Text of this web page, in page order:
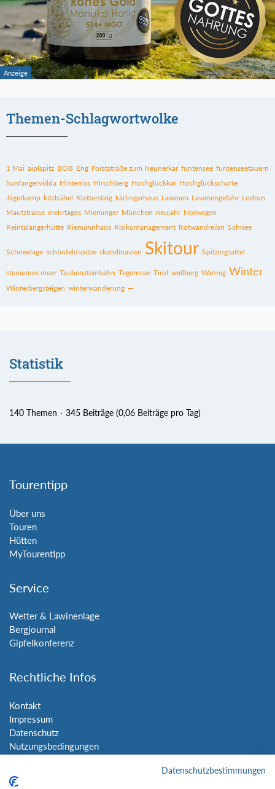
Themen-Schlagwortwolke
1 Mai aiplspitz BOB Eng Forststraße zum Neunerkar funtensee funtenseetauern
hardangervidda Hinterriss Hirschberg Hochglückkar Hochglückscharte
Jägerkamp kitzbühel Klettersteig kärlingerhaus Lawinen Lawinengefahr Lodron
Mautstrasse mehrtages Mieminger München neujahr Norwegen
Reintalangerhütte Riemannhaus Risikomanagement Rotwandreibn Schnee
Schneelage schönfeldspitze skandinavien Skitour Spitzingsattel
steinernes meer Taubensteinbahn Tegernsee Tirol wallberg Wannig Winter
Winterbergsteigen winterwanderung —
Statistik
140 Themen 345 Beiträge (0,06 Beiträge pro Tag)
Tourentipp
Über uns
Touren
Hütten
MyTourentipp
Service
Wetter & Lawinenlage
Bergjournal
Gipfelkonferenz
Rechtliche Infos
Kontakt
Impressum
Datenschutz
Nutzungsbedingungen
Datenschutzbestimmungen